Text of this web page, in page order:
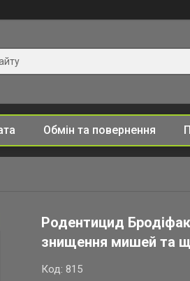
Обмін та повернення
Родентицид
знищення мишей та
Код:815